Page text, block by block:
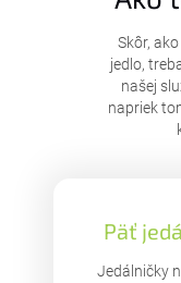
Skôr,
jedlo,
našej
napriek
Päť
Jedálničky